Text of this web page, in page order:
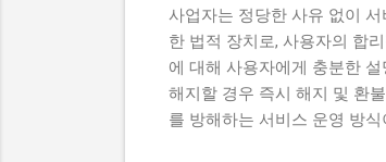
사업자는 정당한 사유 없이
한 법적 장치로, 사용자의 합
에 대해 사용자에게 충분한
해지할 경우 즉시 해지 및 환
를 방해하는 서비스 운영 방